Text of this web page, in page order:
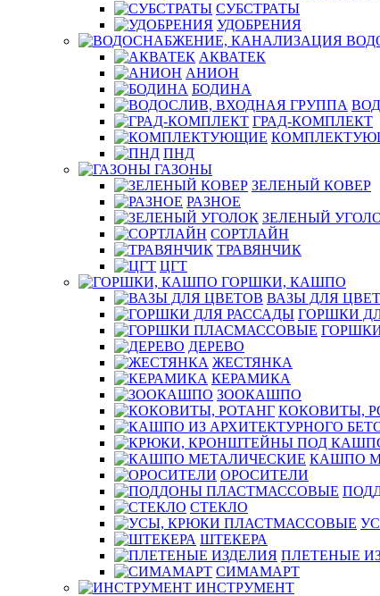
СУБСТРАТЫ
УДОБРЕНИЯ
АКВАТЕК
АНИОН
БОДИНА
ГРАД-КОМПЛЕКТ
ПНД
ГАЗОНЫ
ЗЕЛЕНЫЙ КОВЕР
РАЗНОЕ
ЗЕЛЕНЫЙ
СОРТЛАЙН
ТРАВЯНЧИК
ЦГТ
ГОРШКИ, КАШПО
ВАЗЫ ДЛЯ
ГОРШКИ
ДЕРЕВО
ЖЕСТЯНКА
КЕРАМИКА
ЗООКАШПО
КОКОВИТЫ,
КАШПО
ОРОСИТЕЛИ
СТЕКЛО
ШТЕКЕРА
ПЛЕТЕНЫЕ
СИМАМАРТ
ИНСТРУМЕНТ